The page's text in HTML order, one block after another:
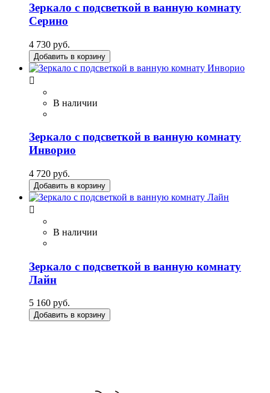
Зеркало с подсветкой в ванную комнату
Серино
4 730 руб.
Добавить в корзину

В наличии
Зеркало с подсветкой в ванную комнату
Инворио
4 720 руб.
Добавить в корзину

В наличии
Зеркало с подсветкой в ванную комнату
Лайн
5 160 руб.
Добавить в корзину